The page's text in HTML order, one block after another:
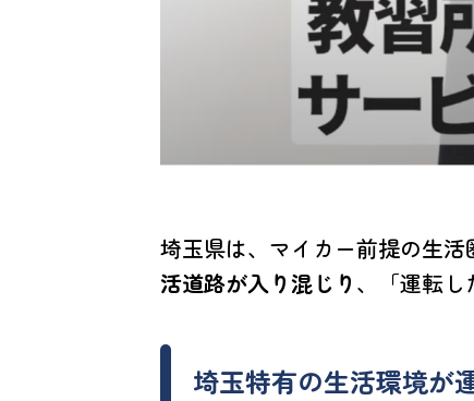
埼玉県は、マイカー前提の生活
活道路が入り混じり 、「運転し
埼玉特有の生活環境が